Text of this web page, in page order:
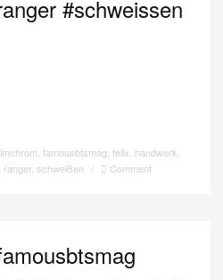
#schweissen
famousbtsmag felix handwerk
ranger, schweißen / Comment